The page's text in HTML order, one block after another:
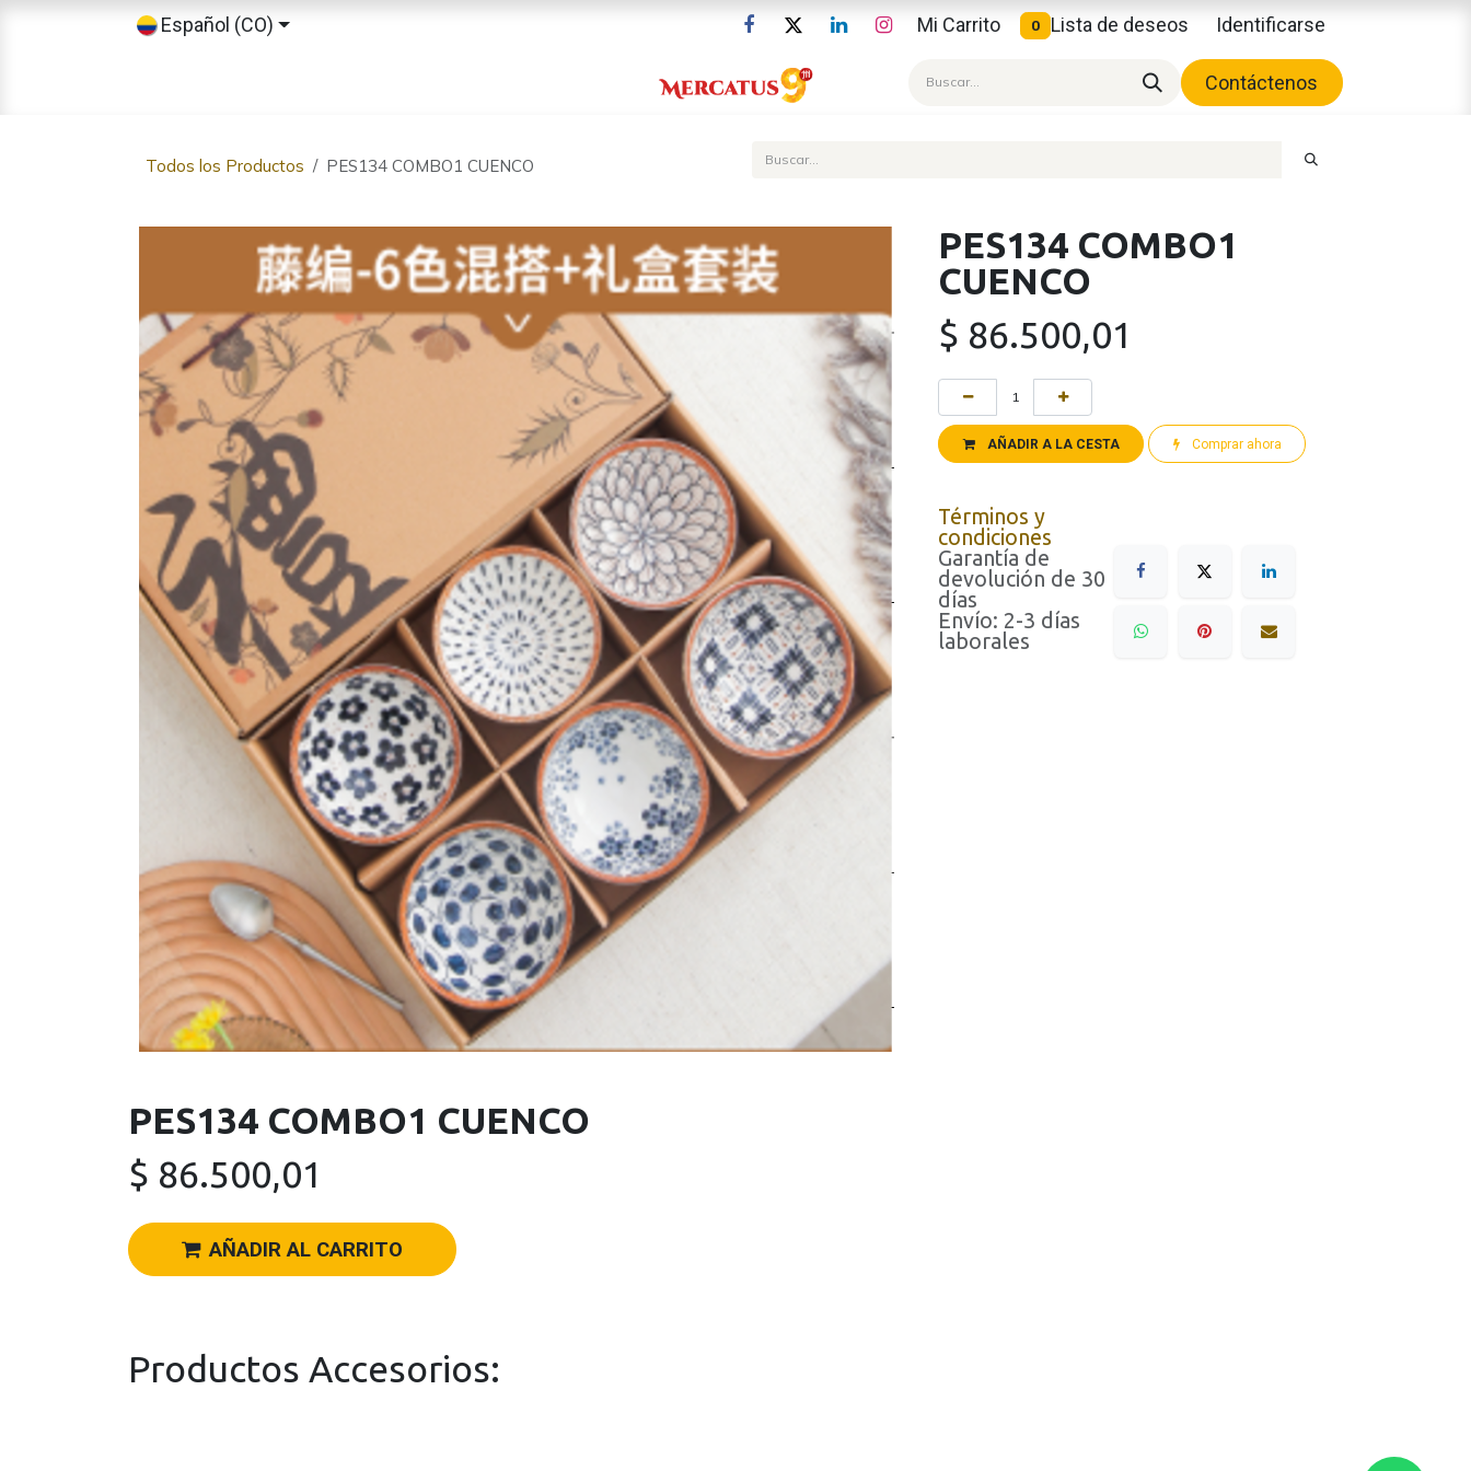
Español (CO) Mi Carrito 0 Lista de deseos Identificarse
Contáctenos
Todos los Productos PES134 COMBO1 CUENCO
PES134 COMBO1
CUENCO
$ 86.500,01
AÑADIR A LA CESTA Comprar ahora
Términos y
condiciones
Garantía de
devolución de 30
días
Envío: 2-3 días
laborales
PES134 COMBO1 CUENCO
$ 86.500,01
AÑADIR AL CARRITO
Productos Accesorios: